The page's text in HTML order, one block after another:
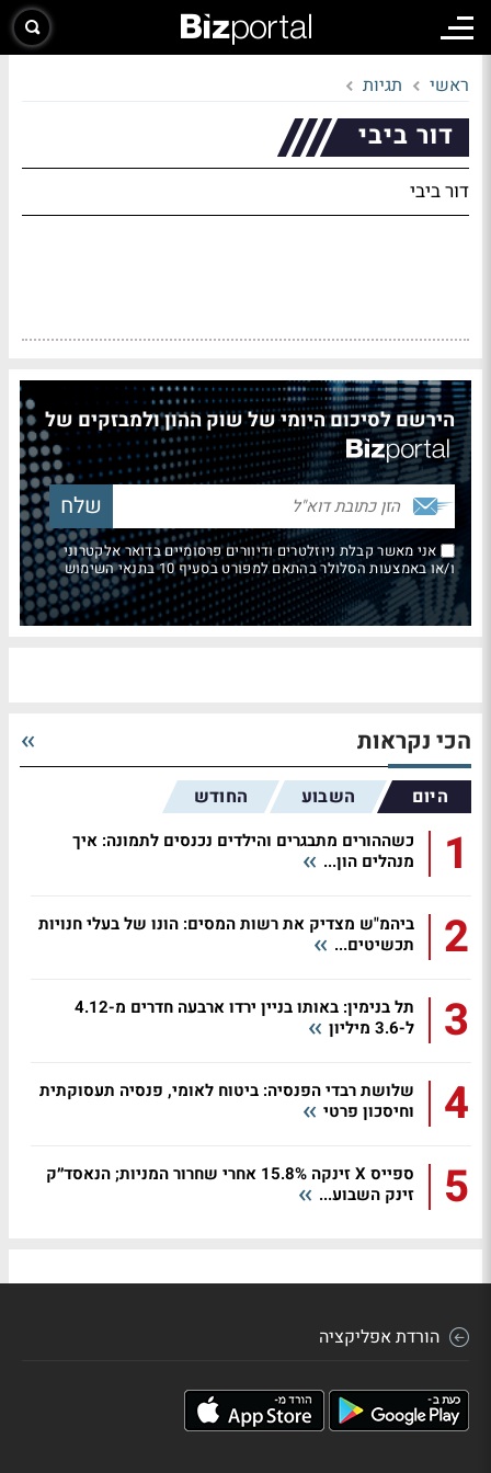
ראשי תגיות
דור ביבי
דור ביבי
הירשם לסיכום היומי של שוק ההון ולמבזקים של
אני מאשר קבלת ניוזלטרים ודיוורים פרסומיים בדואר אלקטרוני
ו/או באמצעות הסלולר בהתאם למפורט בסעיף 10 בתנאי השימוש
הכי נקראות
היום השבוע החודש
1
כשההורים מתבגרים והילדים נכנסים לתמונה: איך
מנהלים הון...
2
ביהמ"ש מצדיק את רשות המסים: הונו של בעלי חנויות
תכשיטים...
3
תל בנימין: באותו בניין ירדו ארבעה חדרים מ-4.12
ל-3.6 מיליון
4
שלושת רבדי הפנסיה: ביטוח לאומי, פנסיה תעסוקתית
וחיסכון פרטי
5
ספייס X זינקה 15.8% אחרי שחרור המניות; הנאסד״ק
זינק השבוע...
הורדת אפליקציה